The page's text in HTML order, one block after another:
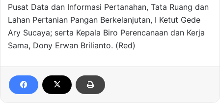
Pusat Data dan Informasi Pertanahan, Tata Ruang dan
Lahan Pertanian Pangan Berkelanjutan, I Ketut Gede
Ary Sucaya; serta Kepala Biro Perencanaan dan Kerja
Sama, Dony Erwan Brilianto. (Red)